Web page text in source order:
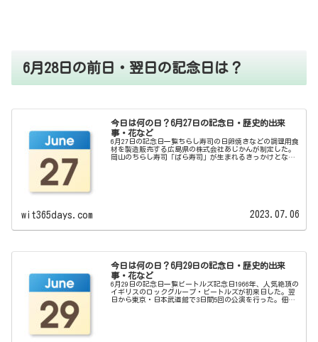
6月28日の前日・翌日の記念日は？
今日は何の日？6月27日の記念日・歴史的出来
事・花など
6月27日の記念日一覧ちらし寿司の日卵焼きなどの調理用食
材を製造販売する広島県の株式会社あじかんが制定した。
岡山のちらし寿司「ばら寿司」が生まれるきっかけとなっ
wit365days.com 2023.07.06
今日は何の日？6月29日の記念日・歴史的出来
事・花など
6月29日の記念日一覧ビートルズ記念日1966年、人気絶頂の
イギリスのロックグループ・ビートルズが初来日した。翌
日から東京・日本武道館で3日間5回の公演を行った。佃煮